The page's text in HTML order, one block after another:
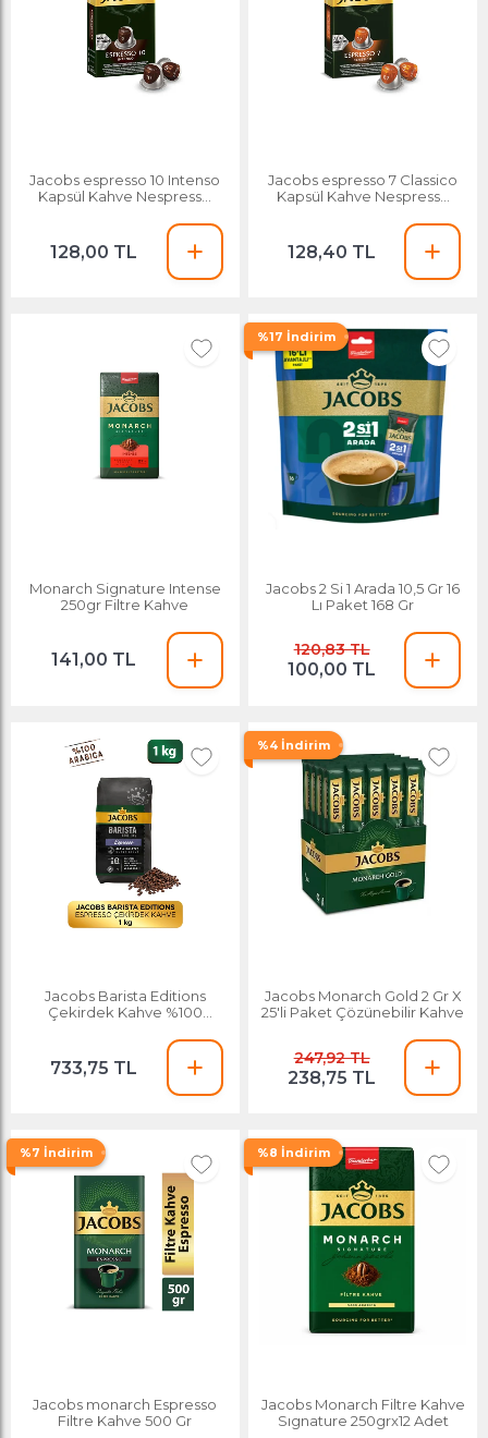
Jacobs espresso 10 Intenso
Kapsül Kahve Nespresso
128,00 TL
Jacobs espresso 7 Classico
Kapsül Kahve Nespresso
128,40 TL
Monarch Signature Intense
250gr Filtre Kahve
141,00 TL
%17 İndirim
Jacobs 2 Si 1 Arada 10,5 Gr 16
Lı Paket 168 Gr
120,83 TL
100,00 TL
Jacobs Barista Editions
Çekirdek Kahve %100
733,75 TL
%4 İndirim
Jacobs Monarch Gold 2 Gr X
25'li Paket Çözünebilir Kahve
247,92 TL
238,75 TL
%7 İndirim
Jacobs monarch Espresso
Filtre Kahve 500 Gr
%8 İndirim
Jacobs Monarch Filtre Kahve
Sıgnature 250grx12 Adet